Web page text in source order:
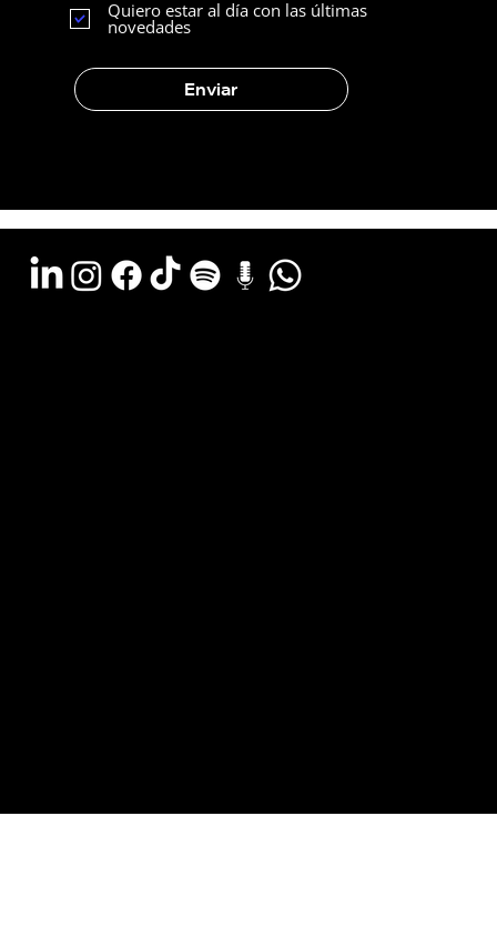
Enviar
Quiero estar al día con las últimas
novedades